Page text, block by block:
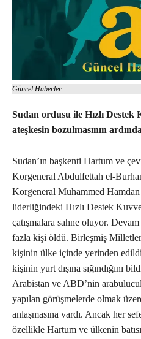
Güncel Haberler
Sudan ordusu ile Hızlı
ateşkesin bozulmasının
Sudan’ın başkenti Hartum ve
Korgeneral Abdulfettah el-
Korgeneral Muhammed
liderliğindeki Hızlı Destek
çatışmalara sahne oluyor.
fazla kişi öldü. Birleşmiş
kişinin ülke içinde yerinden
kişinin yurt dışına sığındığını
Arabistan ve ABD’nin
yapılan görüşmelerde olmak
anlaşmasına vardı. Ancak her
özellikle Hartum ve ülkenin